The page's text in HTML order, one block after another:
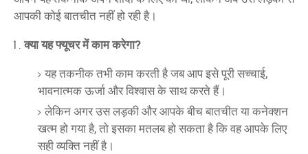
आपकी कोई बातचीत नहीं हो रही है।
क्या यह फ्यूचर में काम करेगा?
यह तकनीक तभी काम करती है जब आप इसे पूरी सच्चाई,
भावनात्मक ऊर्जा और विश्वास के साथ करते हैं।
लेकिन अगर उस लड़की और आपके बीच बातचीत या कनेक्शन
खत्म हो गया है, तो इसका मतलब हो सकता है कि वह आपके लिए
सही व्यक्ति नहीं है।